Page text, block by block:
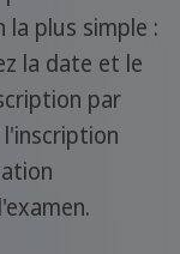
la plus simple :
la date et le
par